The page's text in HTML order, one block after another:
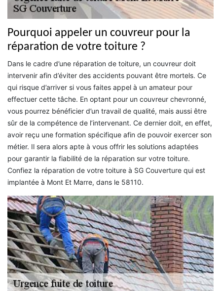
Pourquoi appeler un couvreur pour la
réparation de votre toiture ?
Dans le cadre d’une réparation de toiture, un couvreur doit
intervenir afin d’éviter des accidents pouvant être mortels. Ce
qui risque d’arriver si vous faites appel à un amateur pour
effectuer cette tâche. En optant pour un couvreur chevronné,
vous pourrez bénéficier d’un travail de qualité, mais aussi être
sûr de la compétence de l’intervenant. Ce dernier doit, en effet,
avoir reçu une formation spécifique afin de pouvoir exercer son
métier. Il sera alors apte à vous offrir les solutions adaptées
pour garantir la fiabilité de la réparation sur votre toiture.
Confiez la réparation de votre toiture à SG Couverture qui est
implantée à Mont Et Marre, dans le 58110.